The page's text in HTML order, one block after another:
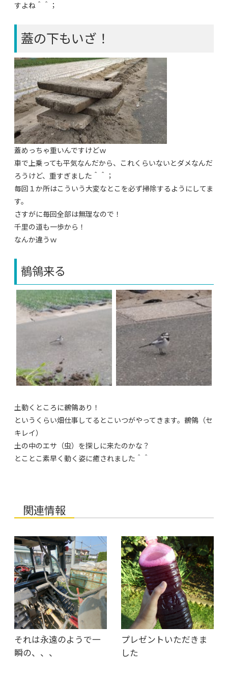
すよね＾＾；
蓋の下もいざ！
蓋めっちゃ重いんですけどｗ
車で上乗っても平気なんだから、これくらいないとダメなんだ
ろうけど、重すぎました＾＾；
毎回１か所はこういう大変なとこを必ず掃除するようにしてま
す。
さすがに毎回全部は無理なので！
千里の道も一歩から！
なんか違うｗ
鶺鴒来る
土動くところに鶺鴒あり！
というくらい畑仕事してるとこいつがやってきます。鶺鴒（セ
キレイ）
土の中のエサ（虫）を探しに来たのかな？
とことこ素早く動く姿に癒されました＾＾
関連情報
それは永遠のようで一
瞬の、、、
プレゼントいただきま
した